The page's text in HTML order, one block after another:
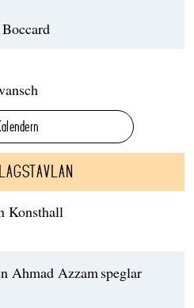
Konsthall
Ahmad Azzam speglar